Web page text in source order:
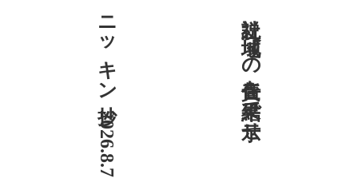
ニッキン抄 2026.8.7 社説 地域への責任を結果で示せ